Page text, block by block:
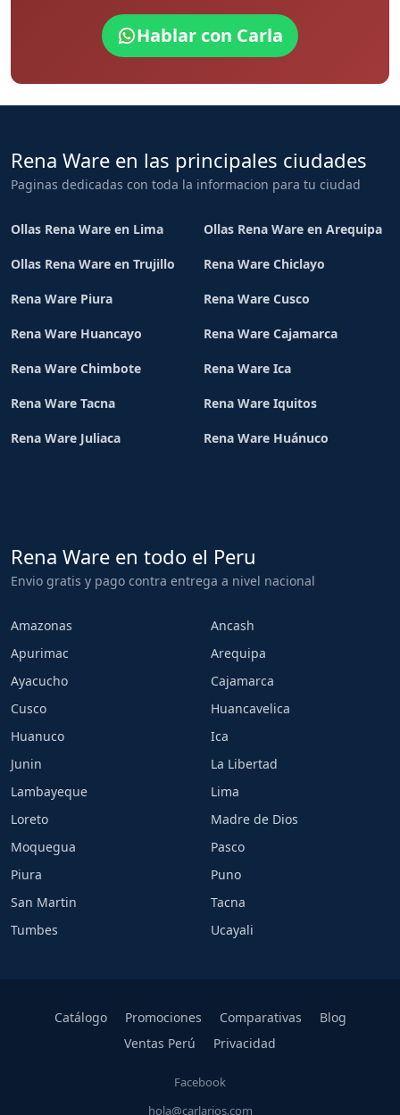
Hablar con Carla
Rena Ware en las principales ciudades
Paginas dedicadas con toda la informacion para tu ciudad
Ollas Rena Ware en Lima Ollas Rena Ware en Arequipa
Ollas Rena Ware en Trujillo Rena Ware Chiclayo
Rena Ware Piura Rena Ware Cusco
Rena Ware Huancayo Rena Ware Cajamarca
Rena Ware Chimbote Rena Ware Ica
Rena Ware Tacna Rena Ware Iquitos
Rena Ware Juliaca Rena Ware Huánuco
Rena Ware en todo el Peru
Envio gratis y pago contra entrega a nivel nacional
Amazonas
Ancash
Apurimac
Arequipa
Ayacucho
Cajamarca
Cusco
Huancavelica
Huanuco
Ica
Junin
La Libertad
Lambayeque
Lima
Loreto
Madre de Dios
Moquegua
Pasco
Piura
Puno
San Martin
Tacna
Tumbes
Ucayali
Catálogo Promociones Comparativas
Blog
Ventas Perú
Privacidad
Facebook
hola@carlarios.com